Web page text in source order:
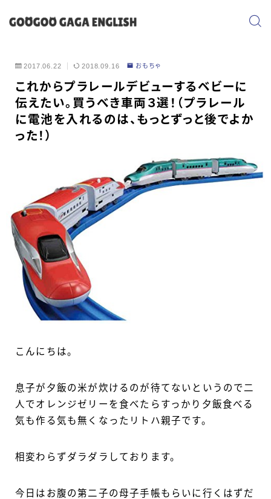
2017.06.22 2018.09.16 おもちゃ
これからプラレールデビューするベビーに
伝えたい。買うべき車両３選！（プラレール
に電池を入れるのは、もっとずっと後でよか
った！）
こんにちは。
息子が夕飯の米が炊けるのが待てないというので二
人でオレンジゼリーを食べたらすっかり夕飯食べる
気も作る気も無くなったリトハ親子です。
相変わらずダラダラしております。
今日はお腹の第二子の母子手帳もらいに行くはずだ